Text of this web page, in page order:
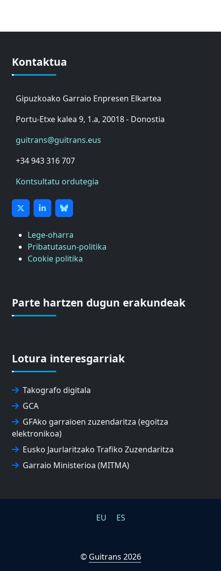
Kontaktua
Gipuzkoako Garraio Enpresen Elkartea
Portu-Etxe kalea 9, 1.a, 20018 - Donostia
guitrans@guitrans.eus
+34 943 316 707
Kontsultatu ordutegia
Lege-oharra
Pribatutasun-politika
Cookie politika
Parte hartzen dugun erakundeak
Lotura interesgarriak
Takografo digitala
GCA
GFAko garraioen zuzendaritza (egoitza
elektronikoa)
Eusko Jaurlaritzako Trafiko Zuzendaritza
Garraio Ministerioa (MITMA)
EU ES
© Guitrans 2026